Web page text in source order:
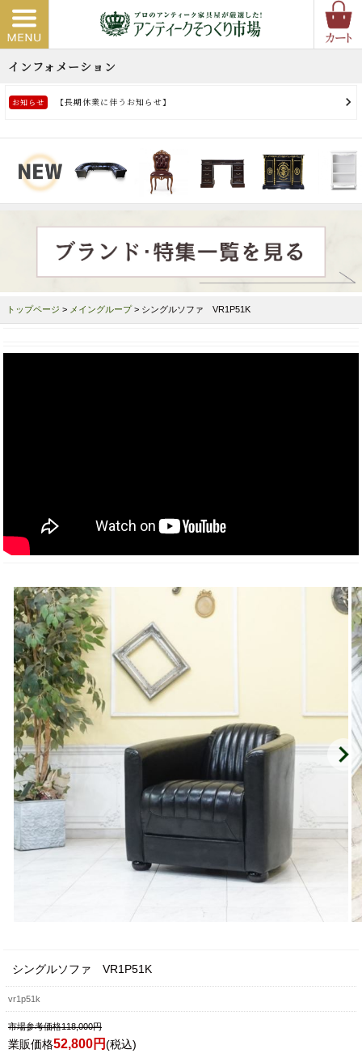
トップページ > メイングループ > シングルソファ VR1P51K
シングルソファ VR1P51K
vr1p51k
市場参考価格118,000円
業販価格52,800円(税込)